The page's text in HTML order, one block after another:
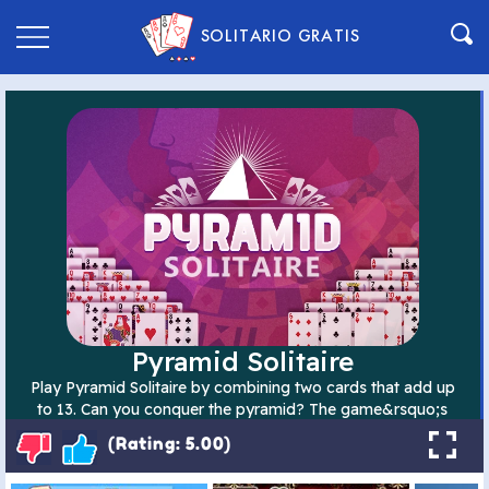
SOLITARIO GRATIS
(Rating: 5.00)